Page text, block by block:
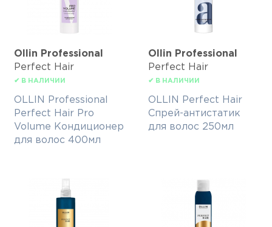
Ollin Professional
Perfect Hair
✔ В НАЛИЧИИ
OLLIN Professional
Perfect Hair Pro
Volume Кондиционер
для волос 400мл
Ollin Professional
Perfect Hair
✔ В НАЛИЧИИ
OLLIN Perfect Hair
Спрей-антистатик
для волос 250мл